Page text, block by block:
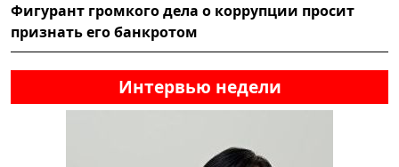
Фигурант громкого дела о коррупции просит
признать его банкротом
Интервью недели